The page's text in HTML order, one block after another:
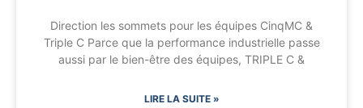
Direction les sommets pour les équipes CinqMC &
Triple C Parce que la performance industrielle passe
aussi par le bien-être des équipes, TRIPLE C &
LIRE LA SUITE »